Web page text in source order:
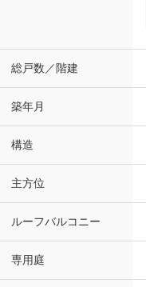
総戸数／階建
築年月
構造
主方位
ルーフバルコニー
専用庭